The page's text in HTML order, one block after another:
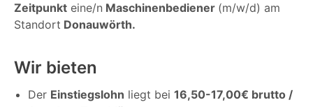
Zeitpunkt eine/n Maschinenbediener (m/w/d) am
Standort Donauwörth.
Wir bieten
Der Einstiegslohn liegt bei 16,50-17,00€ brutto /